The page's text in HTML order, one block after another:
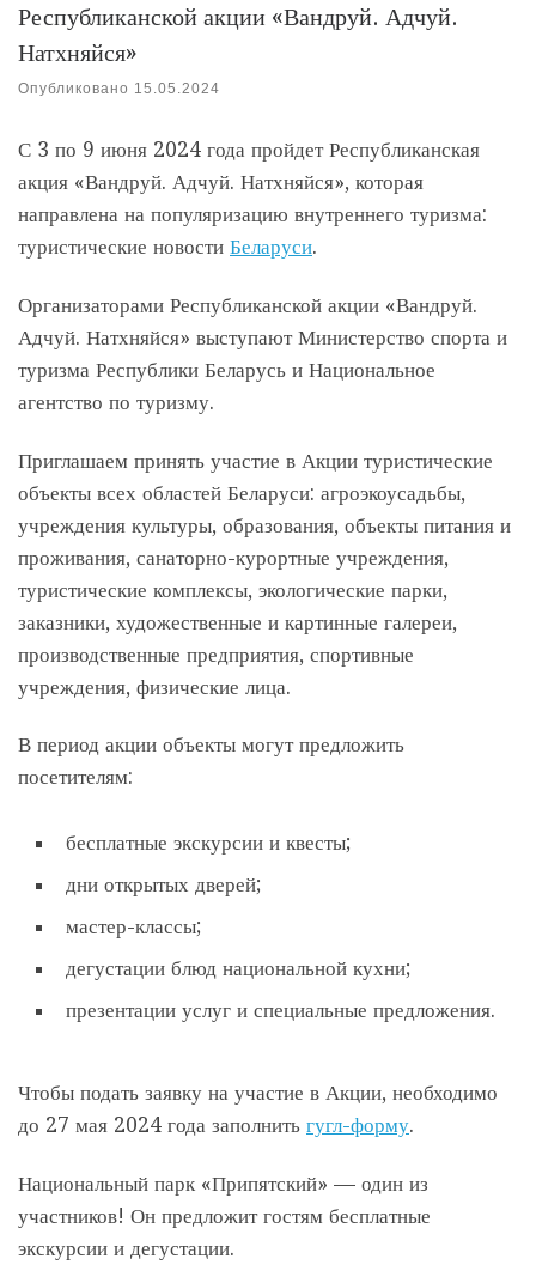
Республиканской акции «Вандруй. Адчуй.
Натхняйся»
Опубликовано 15.05.2024
С 3 по 9 июня 2024 года пройдет Республиканская
акция «Вандруй. Адчуй. Натхняйся», которая
направлена на популяризацию внутреннего туризма:
туристические новости Беларуси.
Организаторами Республиканской акции «Вандруй.
Адчуй. Натхняйся» выступают Министерство спорта и
туризма Республики Беларусь и Национальное
агентство по туризму.
Приглашаем принять участие в Акции туристические
объекты всех областей Беларуси: агроэкоусадьбы,
учреждения культуры, образования, объекты питания и
проживания, санаторно-курортные учреждения,
туристические комплексы, экологические парки,
заказники, художественные и картинные галереи,
производственные предприятия, спортивные
учреждения, физические лица.
В период акции объекты могут предложить
посетителям:
бесплатные экскурсии и квесты;
дни открытых дверей;
мастер-классы;
дегустации блюд национальной кухни;
презентации услуг и специальные предложения.
Чтобы подать заявку на участие в Акции, необходимо
до 27 мая 2024 года заполнить гугл-форму.
Национальный парк «Припятский» — один из
участников! Он предложит гостям бесплатные
экскурсии и дегустации.